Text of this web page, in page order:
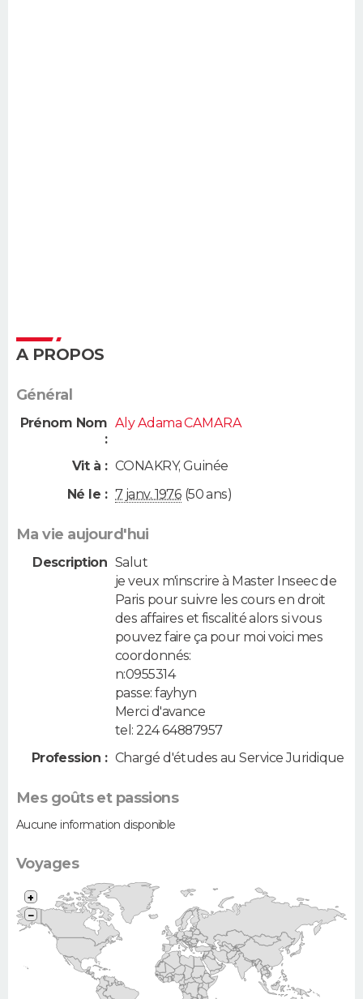
A PROPOS
Général
Prénom Nom
:
Aly Adama CAMARA
Vit à : CONAKRY,Guinée
Né le : 7 janv. 1976 (50 ans)
Ma vie aujourd'hui
Description Salut
je veux m'inscrire à Master Inseec de
Paris pour suivre les cours en droit
des affaires et fiscalité alors si vous
pouvez faire ça pour moi voici mes
coordonnés:
n:0955314
passe: fayhyn
Merci d'avance
tel: 224 64887957
Profession : Chargé d'études au Service Juridique
Mes goûts et passions
Aucune information disponible
Voyages
+
−